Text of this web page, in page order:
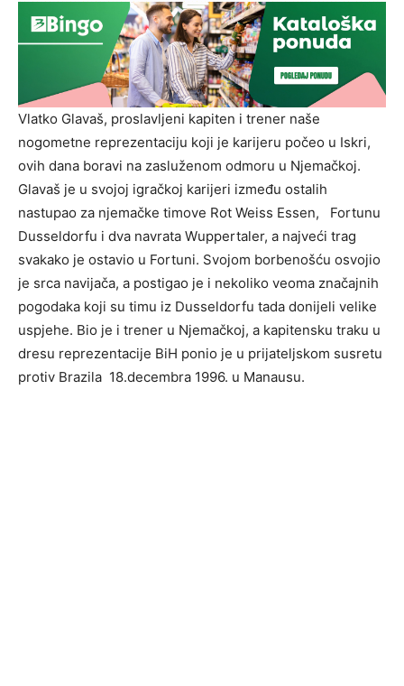
Vlatko Glavaš, proslavljeni kapiten i trener naše
nogometne reprezentaciju koji je karijeru počeo u Iskri,
ovih dana boravi na zasluženom odmoru u Njemačkoj.
Glavaš je u svojoj igračkoj karijeri između ostalih
nastupao za njemačke timove Rot Weiss Essen, Fortunu
Dusseldorfu i dva navrata Wuppertaler, a najveći trag
svakako je ostavio u Fortuni. Svojom borbenošću osvojio
je srca navijača, a postigao je i nekoliko veoma značajnih
pogodaka koji su timu iz Dusseldorfu tada donijeli velike
uspjehe. Bio je i trener u Njemačkoj, a kapitensku traku u
dresu reprezentacije BiH ponio je u prijateljskom susretu
protiv Brazila 18.decembra 1996. u Manausu.